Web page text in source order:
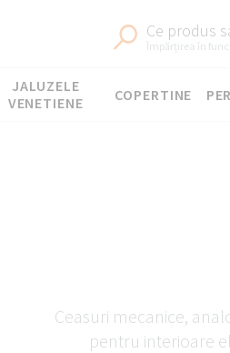
Ce produs
Împărțirea în
JALUZELE
VENETIENE
COPERTINE
Ceasuri mecanice,
pentru interioare